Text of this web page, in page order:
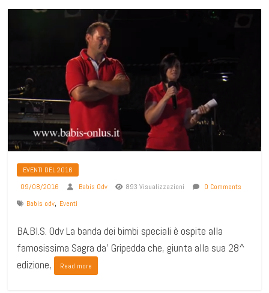
EVENTI DEL 2016
09/08/2016
Babis Odv 893 Visualizzazioni
0 Comments
Babis odv, Eventi
BA.BI.S. Odv La banda dei bimbi speciali è ospite alla
famosissima Sagra da' Gripedda che, giunta alla sua 28^
edizione,
Read more